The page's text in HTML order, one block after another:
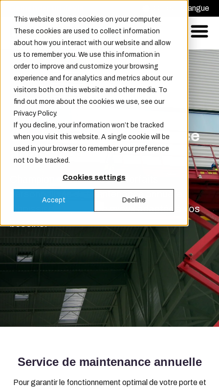
This website stores cookies on your computer.
These cookies are used to collect information
about how you interact with our website and allow
us to remember you. We use this information in
order to improve and customize your browsing
experience and for analytics and metrics about our
visitors both on this website and other media. To
find out more about the cookies we use, see our
Privacy Policy.
If you decline, your information won’t be tracked
when you visit this website. A single cookie will be
used in your browser to remember your preference
not to be tracked.
Cookies settings
Accept Decline
Choisir la langue
Contrats de maintenance
annuelle
Champion door propose 3 forfaits
Choissisez l'options la mieux adaptée à vos
besoins.
Service de maintenance annuelle
Pour garantir le fonctionnement optimal de votre porte et